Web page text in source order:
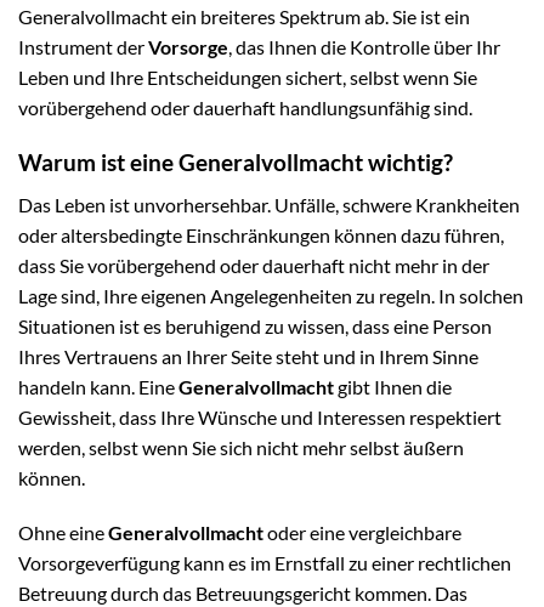
Generalvollmacht ein breiteres Spektrum ab. Sie ist ein
Instrument derVorsorge, das Ihnen die Kontrolle über Ihr
Leben und Ihre Entscheidungen sichert, selbst wenn Sie
vorübergehend oder dauerhaft handlungsunfähig sind.
Warum ist eine Generalvollmacht wichtig?
Das Leben ist unvorhersehbar. Unfälle, schwere Krankheiten
oder altersbedingte Einschränkungen können dazu führen,
dass Sie vorübergehend oder dauerhaft nicht mehr in der
Lage sind, Ihre eigenen Angelegenheiten zu regeln. In solchen
Situationen ist es beruhigend zu wissen, dass eine Person
Ihres Vertrauens an Ihrer Seite steht und in Ihrem Sinne
handeln kann. EineGeneralvollmachtgibt Ihnen die
Gewissheit, dass Ihre Wünsche und Interessen respektiert
werden, selbst wenn Sie sich nicht mehr selbst äußern
können.
Ohne eineGeneralvollmachtoder eine vergleichbare
Vorsorgeverfügung kann es im Ernstfall zu einer rechtlichen
Betreuung durch das Betreuungsgericht kommen. Das